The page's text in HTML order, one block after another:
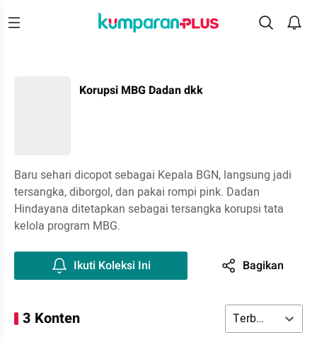
Korupsi MBG Dadan dkk
Baru sehari dicopot sebagai Kepala BGN, langsung jadi
tersangka, diborgol, dan pakai rompi pink. Dadan
Hindayana ditetapkan sebagai tersangka korupsi tata
kelola program MBG.
Ikuti Koleksi Ini Bagikan
3 Konten Terbaru